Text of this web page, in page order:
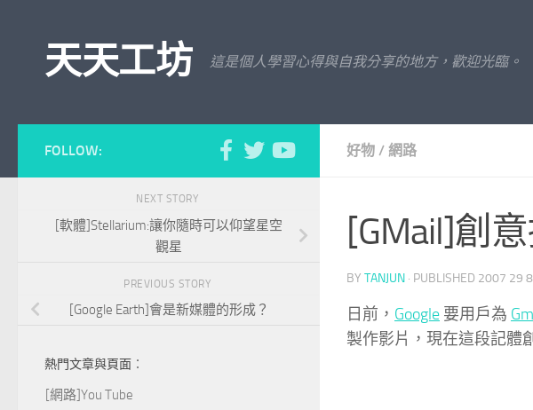
天天工坊 這是個人學習心得與自我分享的地方，歡迎光臨。
好物 / 網路
[GMail]創
BY TANJUN · PUBLISHED 2007 29
日前， Google 要用戶為
製作影片，現在這段記體
FOLLOW:
NEXT STORY
[軟體]Stellarium:讓你隨時可以仰望星空
觀星
PREVIOUS STORY
[Google Earth]會是新媒體的形成？
熱門文章與頁面︰
[網路]You Tube